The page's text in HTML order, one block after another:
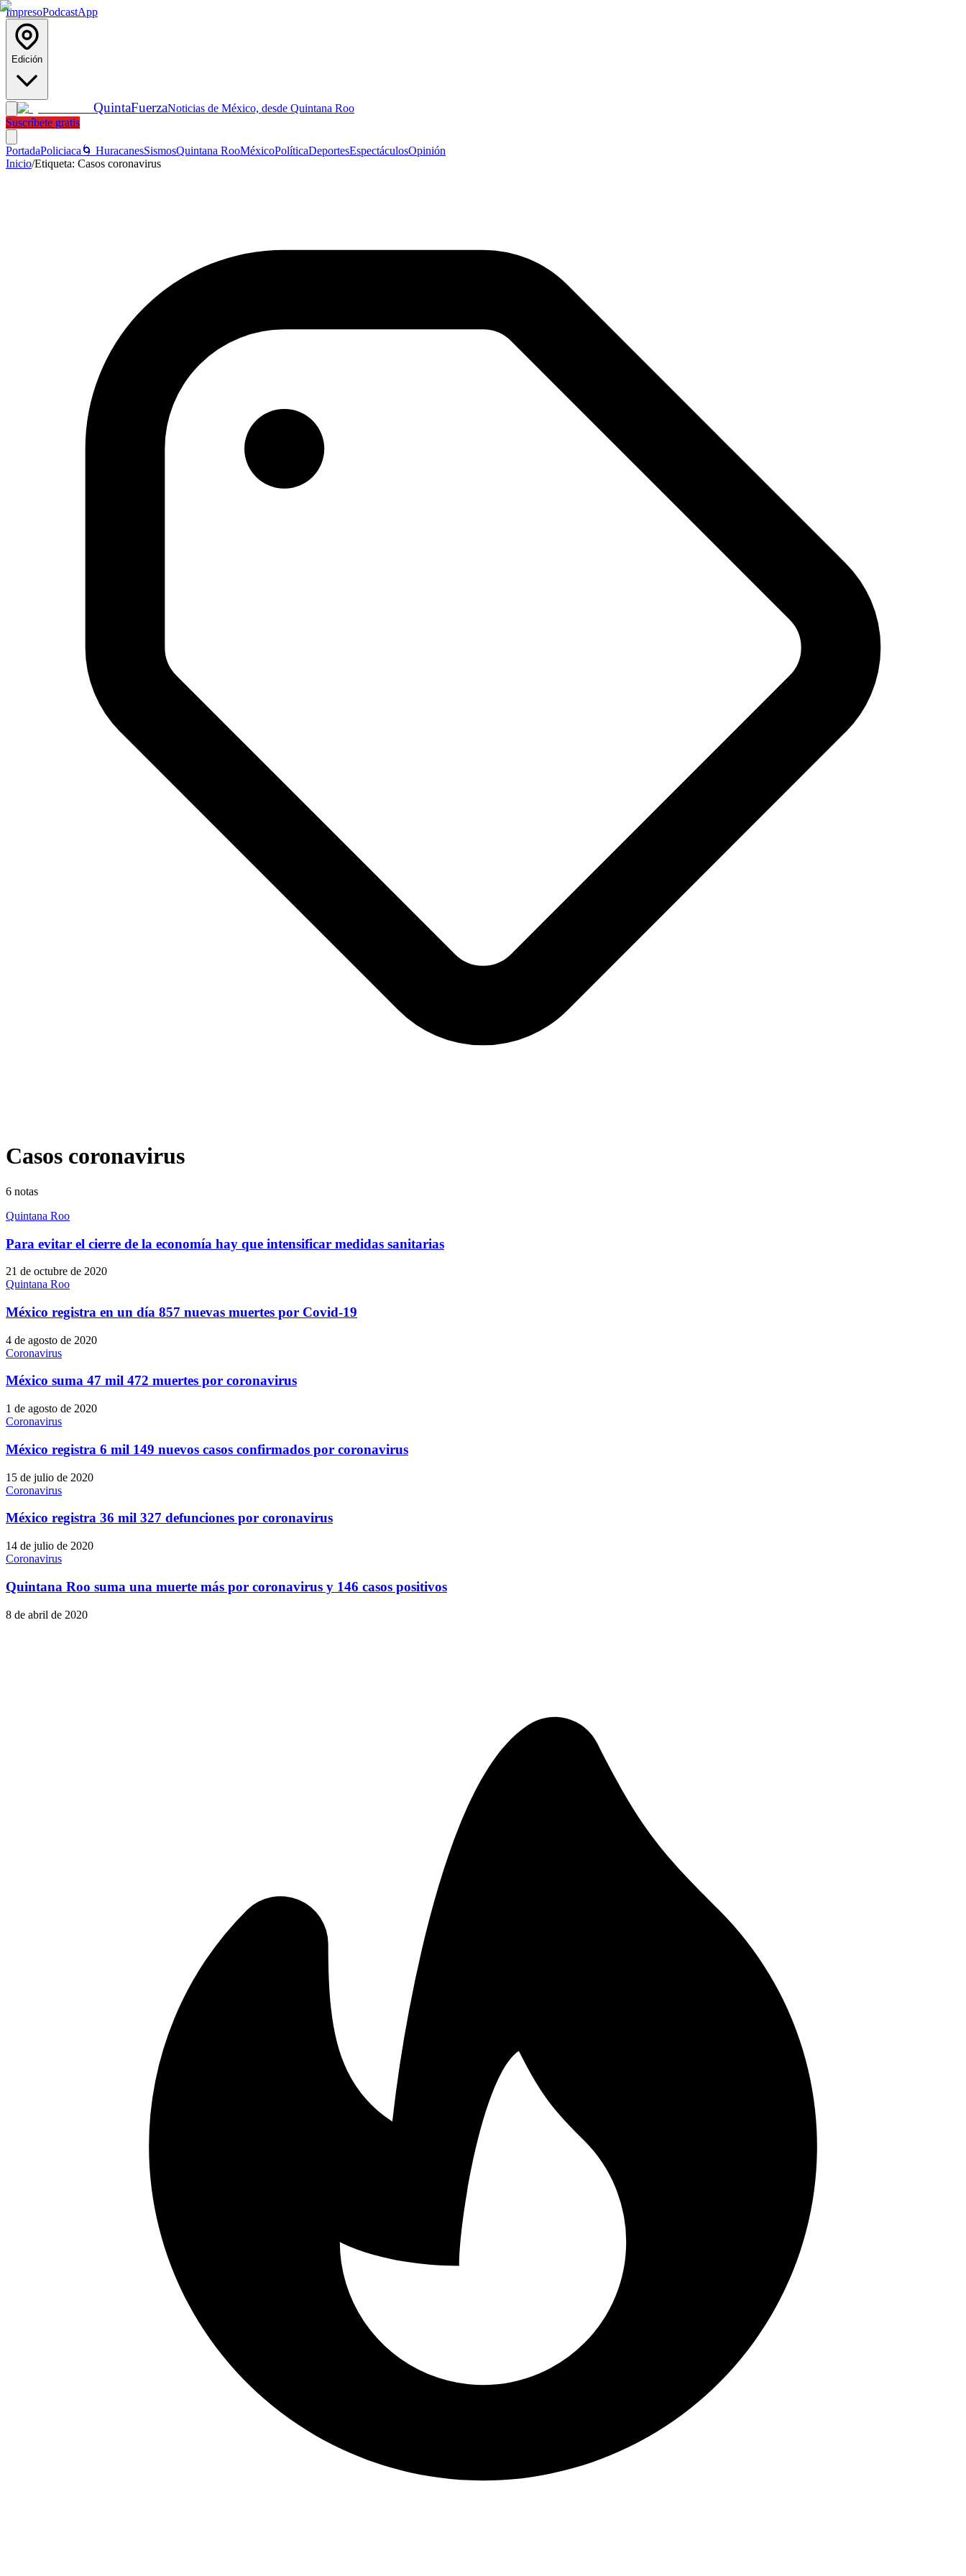
ImpresoPodcastApp
Edición
QuintaFuerzaNoticias de México, desde Quintana Roo
Suscríbete gratis
PortadaPoliciaca 🌀 HuracanesSismosQuintana RooMéxicoPolíticaDeportesEspectáculosOpinión
Inicio/Etiqueta: Casos coronavirus
Casos coronavirus
6 notas
Quintana Roo
Para evitar el cierre de la economía hay que intensificar medidas sanitarias
21 de octubre de 2020
Quintana Roo
México registra en un día 857 nuevas muertes por Covid-19
4 de agosto de 2020
Coronavirus
México suma 47 mil 472 muertes por coronavirus
1 de agosto de 2020
Coronavirus
México registra 6 mil 149 nuevos casos confirmados por coronavirus
15 de julio de 2020
Coronavirus
México registra 36 mil 327 defunciones por coronavirus
14 de julio de 2020
Coronavirus
Quintana Roo suma una muerte más por coronavirus y 146 casos positivos
8 de abril de 2020